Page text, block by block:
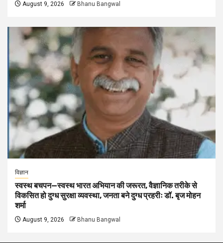
August 9, 2026 Bhanu Bangwal
विज्ञान
स्वस्थ बचपन—स्वस्थ भारत अभियान की जरूरत, वैज्ञानिक तरीके से
विकसित हो दुग्ध सुरक्षा व्यवस्था, जनता बने दुग्ध प्रहरीः डॉ. बृज मोहन
शर्मा
August 9, 2026 Bhanu Bangwal